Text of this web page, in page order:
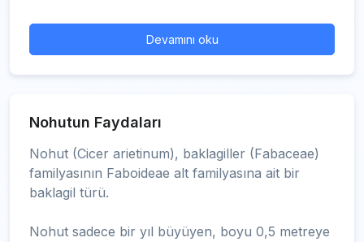
Devamını oku
Nohutun Faydaları
Nohut (Cicer arietinum), baklagiller (Fabaceae)
familyasının Faboideae alt familyasına ait bir
baklagil türü.
Nohut sadece bir yıl büyüyen, boyu 0,5 metreye